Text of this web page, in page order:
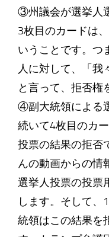
③州議会が選挙人
3枚目のカードは
いうことです。つ
人に対して、「我
と言って、拒否権
④副大統領による
続いて4枚目のカ
投票の結果の拒否
んの動画からの情
選挙人投票の投票
します。そして、
統領はこの結果を